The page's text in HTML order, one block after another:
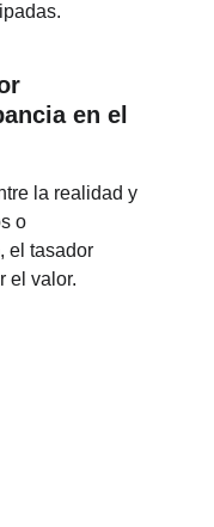
en el
la realidad y
o
el tasador
el valor.